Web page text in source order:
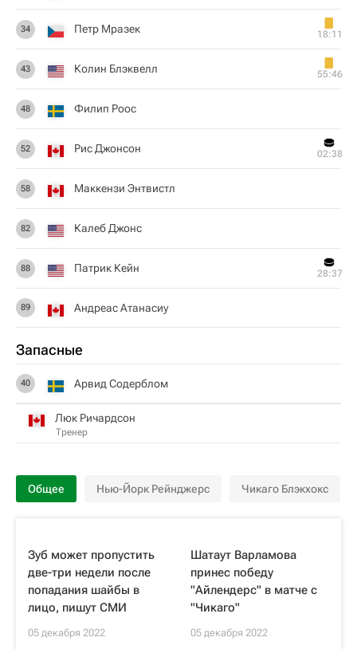
34 Петр Мразек 18:11
43 Колин Блэквелл 55:46
48 Филип Роос
52 Рис Джонсон 02:38
58 Маккензи Энтвистл
82 Калеб Джонс
88 Патрик Кейн 28:37
89 Андреас Атанасиу
Запасные
40 Арвид Содерблом
Люк Ричардсон
Тренер
Общее Нью-Йорк Рейнджерс Чикаго Блэкхокс
Зуб может пропустить
две-три недели после
попадания шайбы в
лицо, пишут СМИ
05 декабря 2022
Шатаут Варламова
принес победу
"Айлендерс" в матче с
"Чикаго"
05 декабря 2022